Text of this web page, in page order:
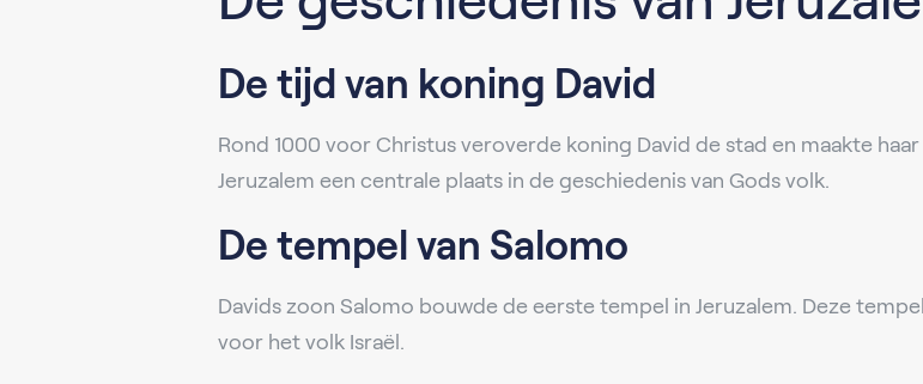
De tijd van koning David
Rond 1000 voor Christus veroverde koning David de stad en maakte
Jeruzalem een centrale plaats in de geschiedenis van Gods volk.
De tempel van Salomo
Davids zoon Salomo bouwde de eerste tempel in Jeruzalem. Deze
voor het volk Israël.